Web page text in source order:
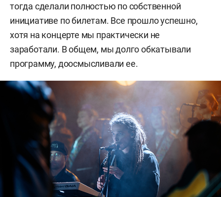
тогда сделали полностью по собственной
инициативе по билетам. Все прошло успешно,
хотя на концерте мы практически не
заработали. В общем, мы долго обкатывали
программу, доосмысливали ее.